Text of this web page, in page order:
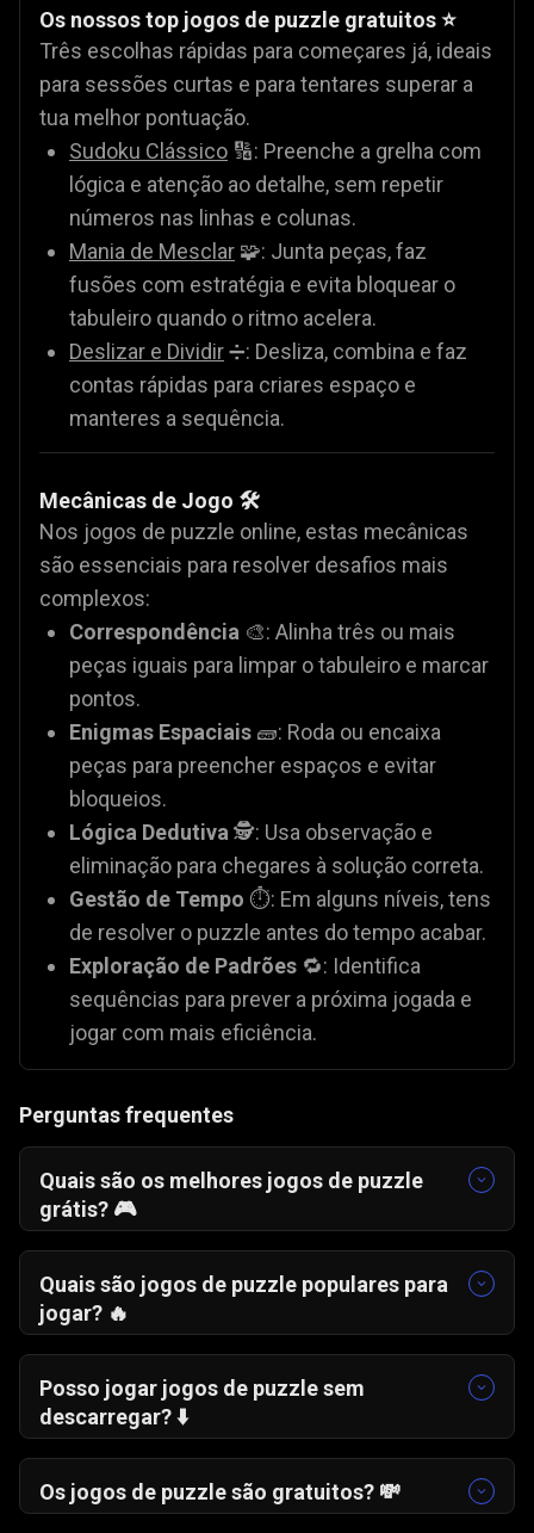
Os nossos top jogos de puzzle gratuitos ⭐
Três escolhas rápidas para começares já, ideais
para sessões curtas e para tentares superar a
tua melhor pontuação.
Sudoku Clássico 🔢: Preenche a grelha com
lógica e atenção ao detalhe, sem repetir
números nas linhas e colunas.
Mania de Mesclar 🧩: Junta peças, faz
fusões com estratégia e evita bloquear o
tabuleiro quando o ritmo acelera.
Deslizar e Dividir➗: Desliza, combina e faz
contas rápidas para criares espaço e
manteres a sequência.
Mecânicas de Jogo 🛠️
Nos jogos de puzzle online, estas mecânicas
são essenciais para resolver desafios mais
complexos:
Correspondência 🎨: Alinha três ou mais
peças iguais para limpar o tabuleiro e marcar
pontos.
Enigmas Espaciais 🧱: Roda ou encaixa
peças para preencher espaços e evitar
bloqueios.
Lógica Dedutiva 🕵️: Usa observação e
eliminação para chegares à solução correta.
Gestão de Tempo ⏱️: Em alguns níveis, tens
de resolver o puzzle antes do tempo acabar.
Exploração de Padrões 🔁: Identifica
sequências para prever a próxima jogada e
jogar com mais eficiência.
Perguntas frequentes
Quais são os melhores jogos de puzzle
grátis? 🎮
Alguns dos jogos de puzzle mais
recomendados são:
Deslizar e Dividir
Mania de Mesclar🧩
Sudoku Clássico
🔢
Quais são jogos de puzzle populares para
jogar? 🔥
Caça ao Léxico
Mania de Mesclar
Deslizar e Dividir➗
Posso jogar jogos de puzzle sem
descarregar? ⬇️
no navegador, sem descarregar nem instalar
nada.
Os jogos de puzzle são gratuitos? 💸